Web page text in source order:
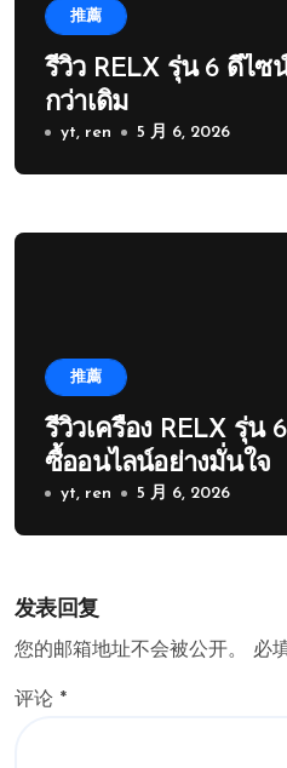
推薦
รีวิว RELX รุ่น 6 ดีไซ
กว่าเดิม
yt, ren 5 月 6, 2026
推薦
รีวิวเครื่อง RELX รุ่น
ซื้ออนไลน์อย่างมั่นใจ
yt, ren 5 月 6, 2026
发表回复
您的邮箱地址不会被公开。 必
评论 *